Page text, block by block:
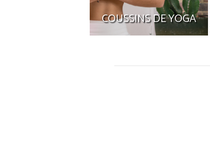
COUSSINS DE YOGA
Coussin ou zafu pour le Yoga ?